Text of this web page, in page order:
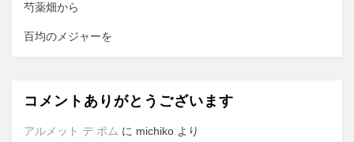
芍薬畑から
百均のメジャーを
コメントありがとうございます
アルメット デ ポム に michiko より